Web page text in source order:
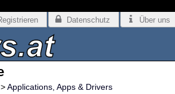
Datenschutz Über uns
>Applications, Apps & Drivers